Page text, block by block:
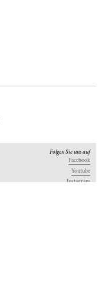
Folgen Sie uns auf
Facebook
Youtube
Instagram